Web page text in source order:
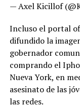
— Axel Kicillof
Incluso el portal
difundido la
gobernador
comprando el
Nueva York, en
asesinato de las
las redes.